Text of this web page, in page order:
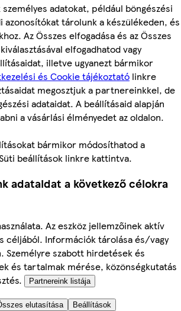
adatokat, például böngészési
azonosítókat tárolunk a készülékeden, és
Az Összes elfogadása és az Összes
elfogadhatod vagy
illetve ugyanezt bármikor
és Cookie tájékoztató linkre
megosztjuk a partnereinkkel, de
adataidat. A beállításaid alapján
a vásárlási élményedet az oldalon.
bármikor módosíthatod a
beállítások linkre kattintva.
adataidat a következő célokra
Az eszköz jellemzőinek aktív
céljából. Információk tárolása és/vagy
Személyre szabott hirdetések és
és tartalmak mérése, közönségkutatás
Partnereink listája
elutasítása Beállítások